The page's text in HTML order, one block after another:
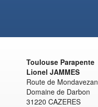
Toulouse Parapente
Lionel JAMMES
Route de Mondavezan
Domaine de Darbon
31220 CAZERES